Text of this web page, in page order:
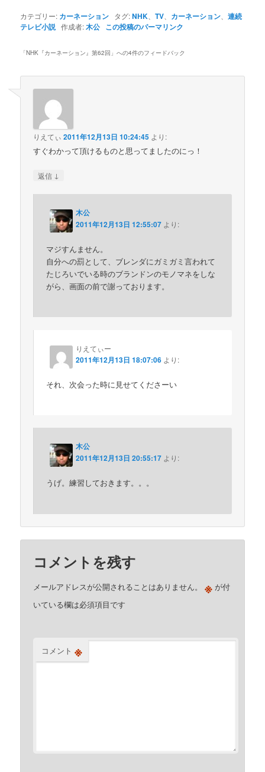
カテゴリー: カーネーション タグ:NHK、TV、 カーネーション、連続
テレビ小説作成者:木公 この投稿のパーマリンク
「NHK『カーネーション』第62回 」への4件のフィードバック
りえてぃ 2011年12月13日 10:24:45 より:
すぐわかって頂けるものと思ってましたのにっ！
返信 ↓
木公
2011年12月13日 12:55:07 より:
マジすんません。
自分への罰として、ブレンダにガミガミ言われて
たじろいでいる時のブランドンのモノマネをしな
がら、画面の前で謝っております。
りえてぃー
2011年12月13日 18:07:06 より:
それ、次会った時に見せてくださーい
木公
2011年12月13日 20:55:17 より:
うげ。練習しておきます。。。
コメントを残す
メールアドレスが公開されることはありません。 ※ が付
いている欄は必須項目です
コメント ※